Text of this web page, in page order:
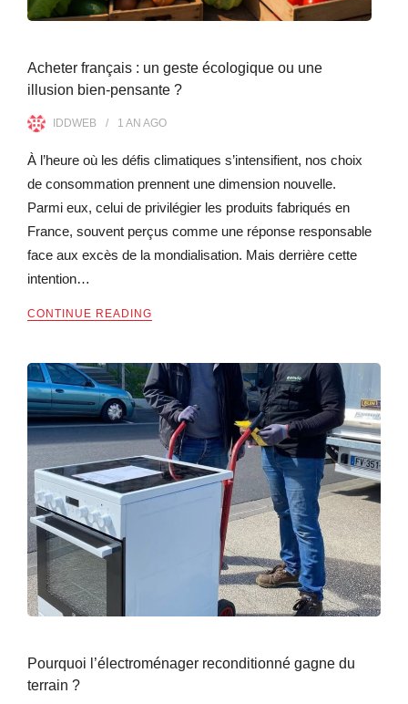
Acheter français : un geste écologique ou une
illusion bien-pensante ?
IDDWEB 1 AN AGO
À l’heure où les défis climatiques s’intensifient, nos choix
de consommation prennent une dimension nouvelle.
Parmi eux, celui de privilégier les produits fabriqués en
France, souvent perçus comme une réponse responsable
face aux excès de la mondialisation. Mais derrière cette
intention…
CONTINUE READING
Pourquoi l’électroménager reconditionné gagne du
terrain ?